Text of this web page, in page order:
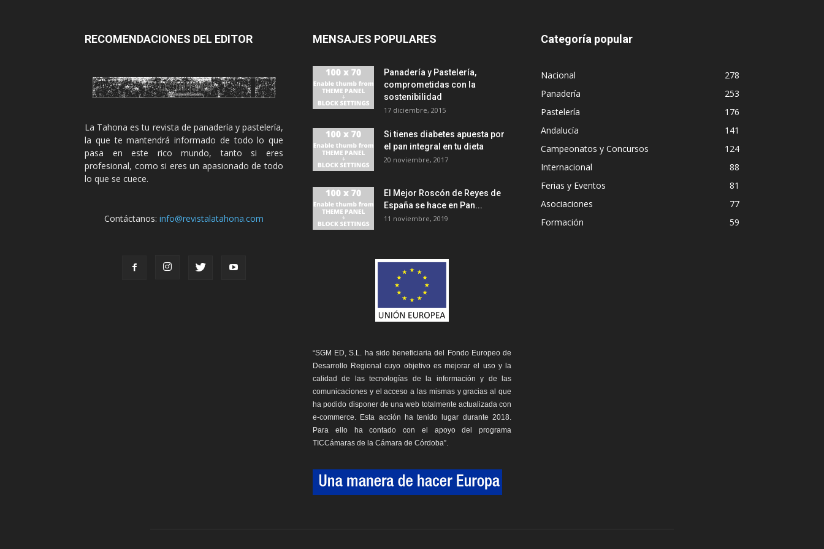
RECOMENDACIONES DEL EDITOR
La Tahona es tu revista de panadería y pastelería,
la que te mantendrá informado de todo lo que
pasa en este rico mundo, tanto si eres
profesional, como si eres un apasionado de todo
lo que se cuece.
Contáctanos: info@revistalatahona.com
MENSAJES POPULARES
Panadería y Pastelería,
comprometidas con la
sostenibilidad
17 diciembre, 2015
Si tienes diabetes apuesta por
el pan integral en tu dieta
20 noviembre, 2017
El Mejor Roscón de Reyes de
España se hace en Pan...
11 noviembre, 2019
“SGM ED, S.L. ha sido beneficiaria del Fondo Europeo de
Desarrollo Regional cuyo objetivo es mejorar el uso y la
calidad de las tecnologías de la información y de las
comunicaciones y el acceso a las mismas y gracias al que
ha podido disponer de una web totalmente actualizada con
e-commerce. Esta acción ha tenido lugar durante 2018.
Para ello ha contado con el apoyo del programa
TICCámaras de la Cámara de Córdoba”.
Categoría popular
Nacional
278
Panadería
253
Pastelería
176
Andalucía
141
Campeonatos y Concursos
124
Internacional
88
Ferias y Eventos
81
Asociaciones
77
Formación
59